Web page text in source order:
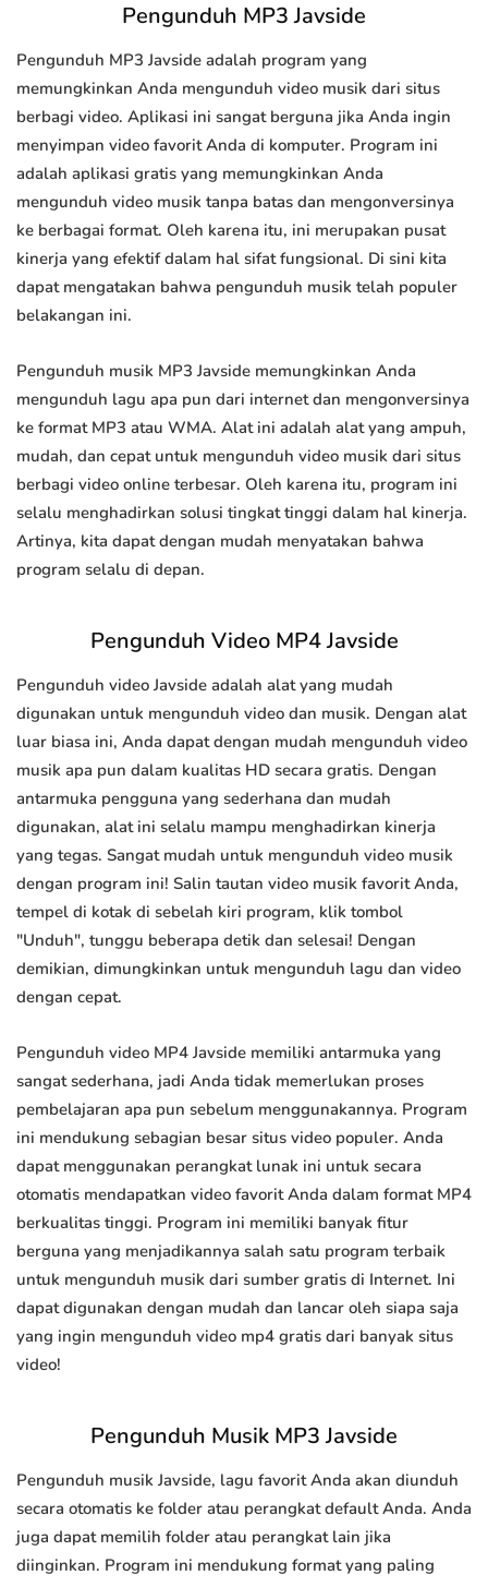
Pengunduh MP3 Javside
Pengunduh MP3 Javside adalah program yang
memungkinkan Anda mengunduh video musik dari situs
berbagi video. Aplikasi ini sangat berguna jika Anda ingin
menyimpan video favorit Anda di komputer. Program ini
adalah aplikasi gratis yang memungkinkan Anda
mengunduh video musik tanpa batas dan mengonversinya
ke berbagai format. Oleh karena itu, ini merupakan pusat
kinerja yang efektif dalam hal sifat fungsional. Di sini kita
dapat mengatakan bahwa pengunduh musik telah populer
belakangan ini.
Pengunduh musik MP3 Javside memungkinkan Anda
mengunduh lagu apa pun dari internet dan mengonversinya
ke format MP3 atau WMA. Alat ini adalah alat yang ampuh,
mudah, dan cepat untuk mengunduh video musik dari situs
berbagi video online terbesar. Oleh karena itu, program ini
selalu menghadirkan solusi tingkat tinggi dalam hal kinerja.
Artinya, kita dapat dengan mudah menyatakan bahwa
program selalu di depan.
Pengunduh Video MP4 Javside
Pengunduh video Javside adalah alat yang mudah
digunakan untuk mengunduh video dan musik. Dengan alat
luar biasa ini, Anda dapat dengan mudah mengunduh video
musik apa pun dalam kualitas HD secara gratis. Dengan
antarmuka pengguna yang sederhana dan mudah
digunakan, alat ini selalu mampu menghadirkan kinerja
yang tegas. Sangat mudah untuk mengunduh video musik
dengan program ini! Salin tautan video musik favorit Anda,
tempel di kotak di sebelah kiri program, klik tombol
"Unduh", tunggu beberapa detik dan selesai! Dengan
demikian, dimungkinkan untuk mengunduh lagu dan video
dengan cepat.
Pengunduh video MP4 Javside memiliki antarmuka yang
sangat sederhana, jadi Anda tidak memerlukan proses
pembelajaran apa pun sebelum menggunakannya. Program
ini mendukung sebagian besar situs video populer. Anda
dapat menggunakan perangkat lunak ini untuk secara
otomatis mendapatkan video favorit Anda dalam format MP4
berkualitas tinggi. Program ini memiliki banyak fitur
berguna yang menjadikannya salah satu program terbaik
untuk mengunduh musik dari sumber gratis di Internet. Ini
dapat digunakan dengan mudah dan lancar oleh siapa saja
yang ingin mengunduh video mp4 gratis dari banyak situs
video!
Pengunduh Musik MP3 Javside
Pengunduh musik Javside, lagu favorit Anda akan diunduh
secara otomatis ke folder atau perangkat default Anda. Anda
juga dapat memilih folder atau perangkat lain jika
diinginkan. Program ini mendukung format yang paling